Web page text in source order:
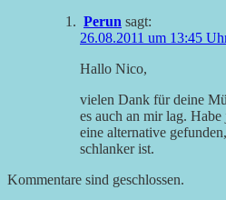
Perun sagt:
26.08.2011 um 13:45
Hallo Nico,
vielen Dank für deine
es auch an mir lag.
eine alternative
schlanker ist.
Kommentare sind geschlossen.